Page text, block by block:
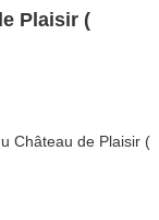
Plaisir (